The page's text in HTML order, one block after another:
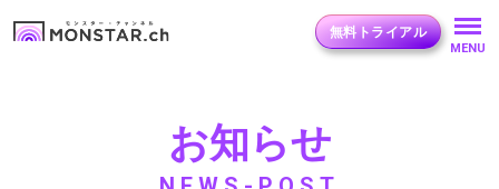
無料トライアル
MENU
お知らせ